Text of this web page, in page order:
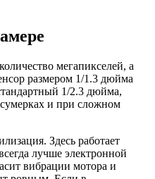
мегапикселей, а
размером 1/1.3 дюйма
1/2.3 дюйма,
и при сложном
Здесь работает
лучше электронной
вибрации мотора и